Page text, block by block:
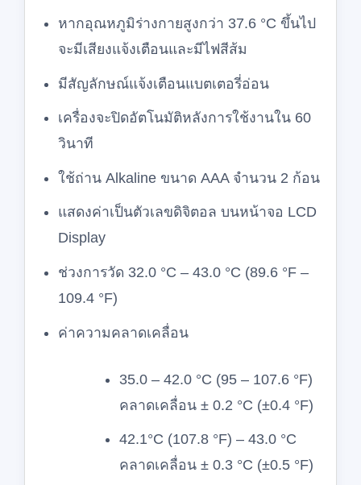
หากอุณหภูมิร่างกายสูงกว่า 37.6 °C ขึ้นไป
จะมีเสียงแจ้งเตือนและมีไฟสีส้ม
มีสัญลักษณ์แจ้งเตือนแบตเตอรี่อ่อน
เครื่องจะปิดอัตโนมัติหลังการใช้งานใน 60
วินาที
ใช้ถ่าน Alkaline ขนาด AAA จำนวน 2 ก้อน
แสดงค่าเป็นตัวเลขดิจิตอล บนหน้าจอ LCD
Display
ช่วงการวัด 32.0 °C – 43.0 °C (89.6 °F –
109.4 °F)
ค่าความคลาดเคลื่อน
35.0 – 42.0 °C (95 – 107.6 °F)
คลาดเคลื่อน ± 0.2 °C (±0.4 °F)
42.1°C (107.8 °F) – 43.0 °C
คลาดเคลื่อน ± 0.3 °C (±0.5 °F)